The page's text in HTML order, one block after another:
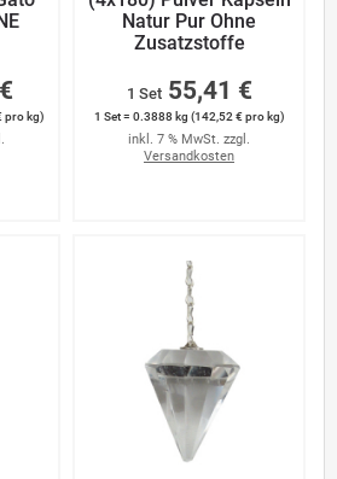
pro kg)
Natur Pur Ohne
Zusatzstoffe
1 Set 55,41 €
1 Set = 0.3888 kg (142,52 € pro kg)
inkl. 7 % MwSt. zzgl.
Versandkosten